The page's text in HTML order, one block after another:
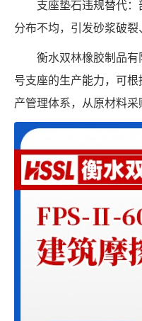
支座垫石违规替代
分布不均，引发砂浆破
衡水双林橡胶制品
号支座的生产能力，可
产管理体系，从原材料